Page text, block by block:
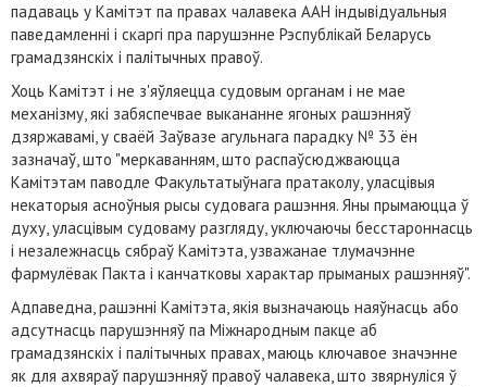
падаваць у Камітэт па правах чалавека ААН індывідуальныя
паведамленні і скаргі пра парушэнне Рэспублікай Беларусь
грамадзянскіх і палітычных правоў.
Хоць Камітэт і не з'яўляецца судовым органам і не мае
механізму, які забяспечвае выкананне ягоных рашэнняў
дзяржавамі, у сваёй Заўвазе агульнага парадку № 33 ён
зазначаў, што "меркаванням, што распаўсюджваюцца
Камітэтам паводле Факультатыўнага пратаколу, уласцівыя
некаторыя асноўныя рысы судовага рашэння. Яны прымаюцца ў
духу, уласцівым судоваму разгляду, уключаючы бесстароннасць
і незалежнасць сябраў Камітэта, узважанае тлумачэнне
фармулёвак Пакта і канчатковы характар прыманых рашэнняў".
Адпаведна, рашэнні Камітэта, якія вызначаюць наяўнасць або
адсутнасць парушэнняў па Міжнародным пакце аб
грамадзянскіх і палітычных правах, маюць ключавое значэнне
як для ахвяраў парушэнняў правоў чалавека, што звярнуліся ў